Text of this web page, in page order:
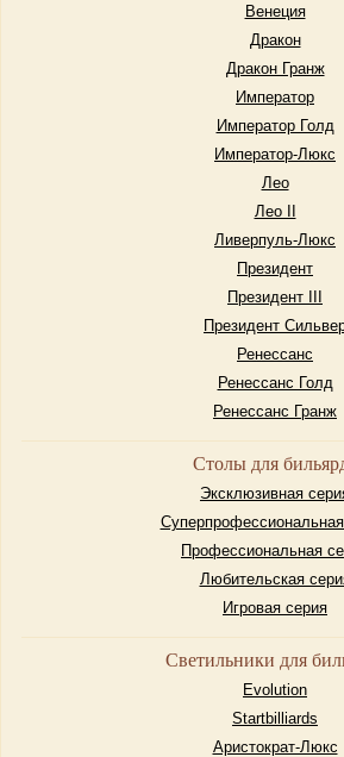
Венеция
Дракон
Дракон Гранж
Император
Император Голд
Император-Люкс
Лео
Лео II
Ливерпуль-Люкс
Президент
Президент III
Президент
Ренессанс
Ренессанс Голд
Ренессанс Гранж
Столы для
Эксклюзивная
Профессиональная
Любительская
Игровая серия
Светильники для
Evolution
Startbilliards
Аристократ-Люкс